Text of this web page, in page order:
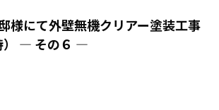
様にて外壁無機クリアー塗装工事
） ― その６ ―